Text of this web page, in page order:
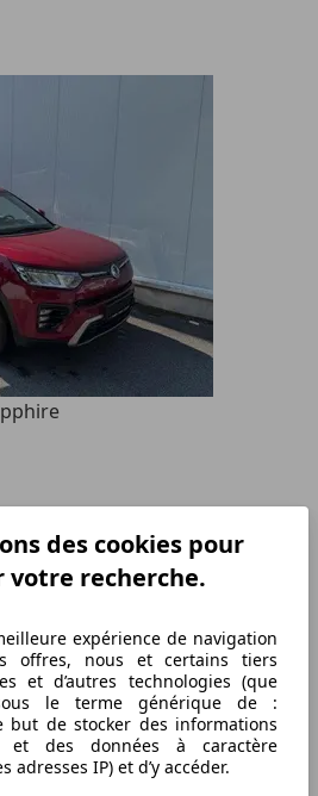
des cookies pour
recherche.
expérience de navigation
offres, nous et certains tiers
et d’autres technologies (que
le terme générique de :
but de stocker des informations
et des données à caractère
adresses IP) et d’y accéder.